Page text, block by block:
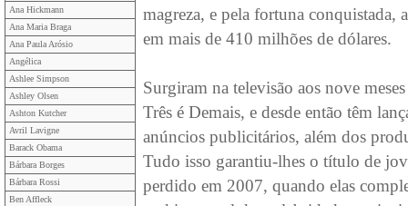
Ana Hickmann
Ana Maria Braga
Ana Paula Arósio
Angélica
Ashlee Simpson
Ashley Olsen
Ashton Kutcher
Avril Lavigne
Barack Obama
Bárbara Borges
Bárbara Rossi
Ben Affleck
magreza, e pela fortuna conquistada,
em mais de 410 milhões de dólares.
Surgiram na televisão aos nove
Três é Demais, e desde então têm
anúncios publicitários, além dos
Tudo isso garantiu-lhes o título de
perdido em 2007, quando elas